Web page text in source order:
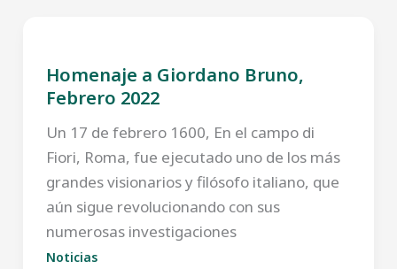
Homenaje a Giordano Bruno,
Febrero 2022
Un 17 de febrero 1600, En el campo di
Fiori, Roma, fue ejecutado uno de los más
grandes visionarios y filósofo italiano, que
aún sigue revolucionando con sus
numerosas investigaciones
Noticias